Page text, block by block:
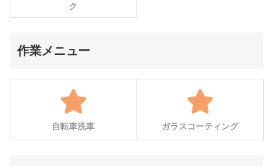
ク
作業メニュー
自転車洗車 ガラスコーティング